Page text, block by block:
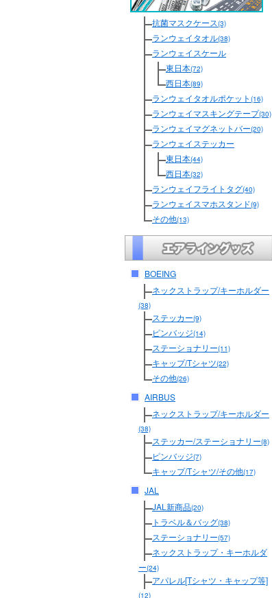
抗菌マスクケース(3)
ランウェイタオル(38)
ランウェイスケール
東日本(72)
西日本(89)
ランウェイタオルポケット (16)
ランウェイマスキングテープ(30)
ランウェイマグネットバー(20)
ランウェイステッカー
東日本(44)
西日本(32)
ランウェイフライトタグ(40)
ランウェイスマホスタンド(9)
その他(13)
BOEING
ネックストラップ/キーホルダー
(38)
ステッカー(9)
ピンバッジ(14)
ステーショナリー(11)
キャップ/Tシャツ(22)
その他(26)
AIRBUS
ネックストラップ/キーホルダー
(38)
ステッカー/ステーショナリー(8)
ピンバッジ(7)
キャップ/Tシャツ/その他(17)
JAL
JAL新商品(20)
トラベル＆バッグ(38)
ステーショナリー(57)
ネックストラップ・キーホルダ
ー(24)
アパレル[Tシャツ・キャップ等]
(12)